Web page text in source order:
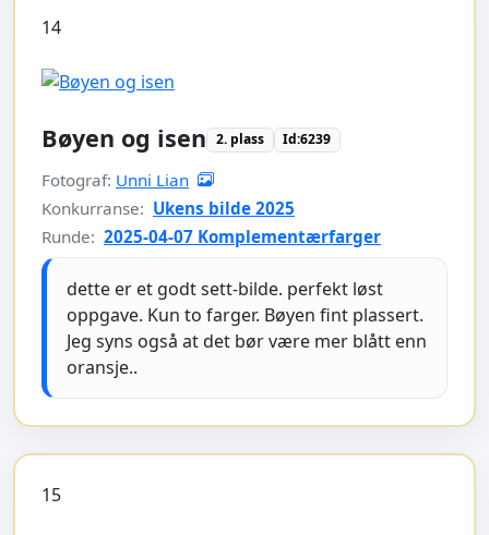
14
Bøyen og isen 2. plass Id:6239
Fotograf: Unni Lian
Konkurranse: Ukens bilde 2025
Runde: 2025-04-07 Komplementærfarger
dette er et godt sett-bilde. perfekt løst
oppgave. Kun to farger. Bøyen fint plassert.
Jeg syns også at det bør være mer blått enn
oransje..
15